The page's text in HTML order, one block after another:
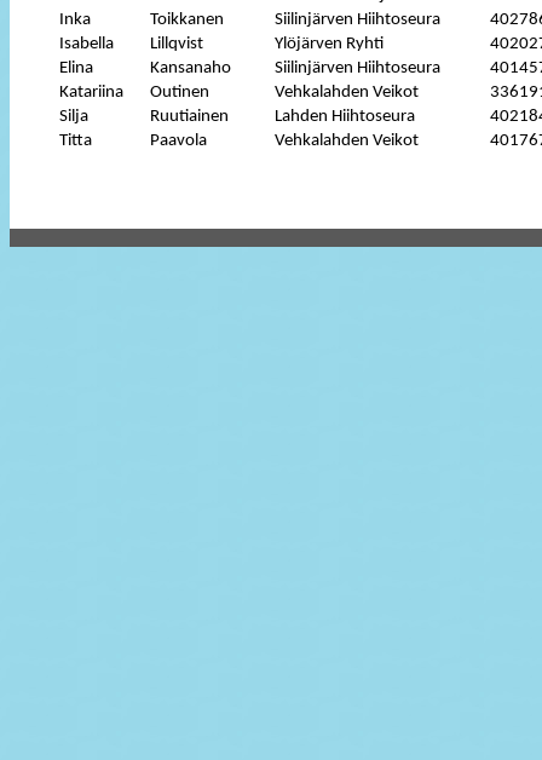
Inka
Toikkanen Siilinjärven Hiihtoseura
Isabella
Lillqvist Ylöjärven Ryhti
Elina
Kansanaho Siilinjärven Hiihtoseura
Katariina
Outinen Vehkalahden Veikot
Silja
Ruutiainen Lahden Hiihtoseura
Titta
Paavola Vehkalahden Veikot